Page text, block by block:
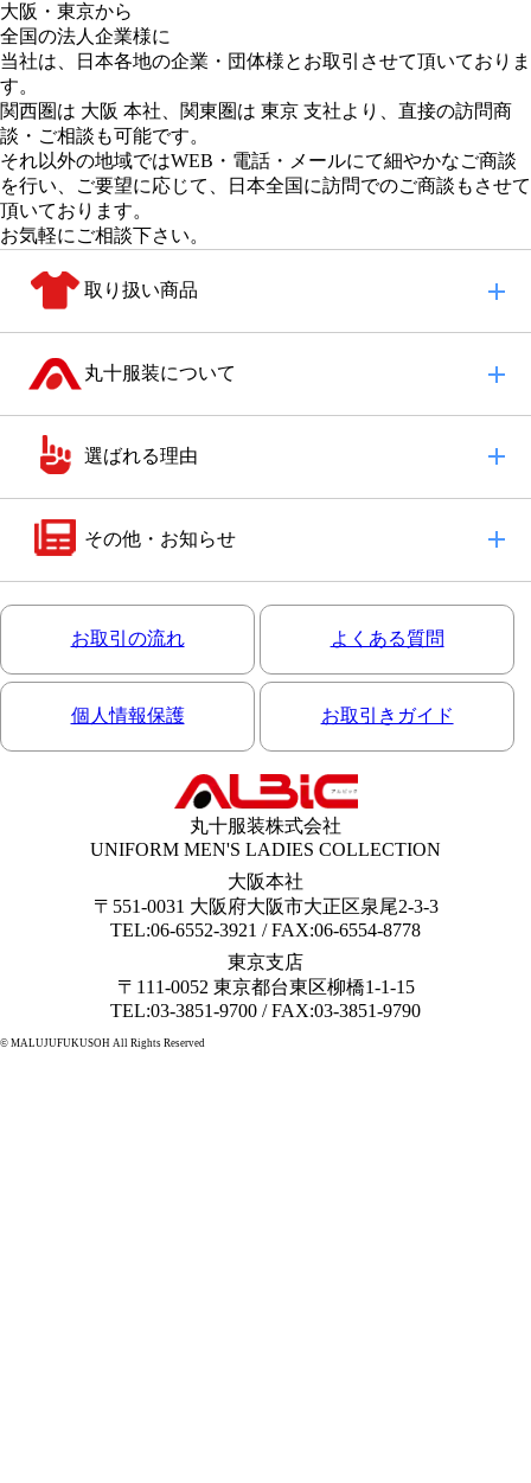
大阪 ・ 東京から
全国の法人企業様に
当社は、日本各地の企業・団体様とお取引させて頂いておりま
す。
関西圏は 大阪 本社
関東圏は 東京 支社より、直接の訪問商
談・ご相談も可能です。
それ以外の地域ではWEB・電話・メールにて細やかなご商談
を行い、
ご要望に応じて、日本全国に訪問でのご商談もさせて
頂いております。
お気軽にご相談下さい。
取り扱い商品
丸十服装について
選ばれる理由
その他・お知らせ
お取引の流れ よくある質問
個人情報保護 お取引きガイド
丸十服装株式会社
UNIFORM MEN'S LADIES COLLECTION
大阪本社
〒551-0031 大阪府大阪市大正区泉尾2-3-3
TEL:06-6552-3921 / FAX:06-6554-8778
東京支店
〒111-0052 東京都台東区柳橋1-1-15
TEL:03-3851-9700 / FAX:03-3851-9790
© MALUJUFUKUSOH All Rights Reserved